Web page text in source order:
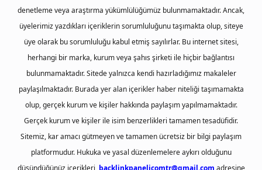
denetleme veya araştırma yükümlülüğümüz bulunmamaktadır. Ancak,
üyelerimiz yazdıkları içeriklerin sorumluluğunu taşımakta olup, siteye
üye olarak bu sorumluluğu kabul etmiş sayılırlar. Bu internet sitesi,
herhangi bir marka, kurum veya şahıs şirketi ile hiçbir bağlantısı
bulunmamaktadır. Sitede yalnızca kendi hazırladığımız makaleler
paylaşılmaktadır. Burada yer alan içerikler haber niteliği taşımamakta
olup, gerçek kurum ve kişiler hakkında paylaşım yapılmamaktadır.
Gerçek kurum ve kişiler ile isim benzerlikleri tamamen tesadüfidir.
Sitemiz, kar amacı gütmeyen ve tamamen ücretsiz bir bilgi paylaşım
platformudur. Hukuka ve yasal düzenlemelere aykırı olduğunu
düşündüğünüz içerikleri, backlinkpanelicomtr@gmail.com adresine